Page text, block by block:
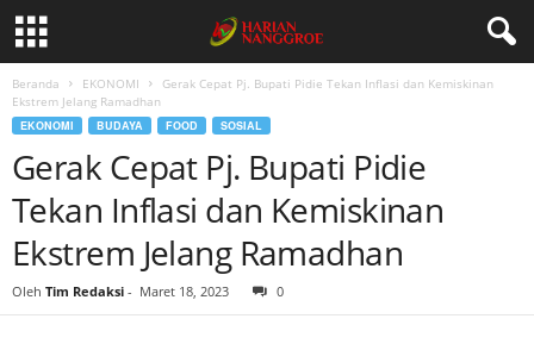
Beranda EKONOMI
Gerak Cepat Pj. Bupati Pidie Tekan Inflasi dan Kemiskinan
Ekstrem Jelang Ramadhan
EKONOMI BUDAYA FOOD SOSIAL
Gerak Cepat Pj. Bupati Pidie
Tekan Inflasi dan Kemiskinan
Ekstrem Jelang Ramadhan
Oleh Tim Redaksi - Maret 18, 2023 0